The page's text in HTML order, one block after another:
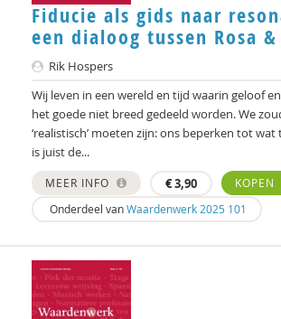
Bram Vreeswijk
Jaap Wijkstra
Martin Wiznitzer
Susan Woelders
Joanna Wojtkowiak
Maarten Wubben
Fiducie als gids naar
een dialoog tussen Rosa
Rik Hospers
Wij leven in een wereld en tijd waarin geloof
het goede niet breed gedeeld worden. We
‘realistisch’ moeten zijn: ons beperken tot
is juist de...
MEER INFO €3,90
KOPEN
Onderdeel vanWaardenwerk 2025 101